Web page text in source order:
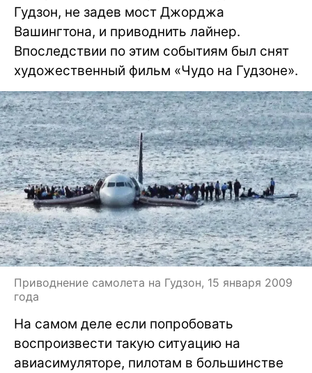
Гудзон, не задев мост Джорджа
Вашингтона, и приводнить лайнер.
Впоследствии по этим событиям был снят
художественный фильм «Чудо на Гудзоне».
Приводнение самолета на Гудзон, 15 января 2009
года
На самом деле если попробовать
воспроизвести такую ситуацию на
авиасимуляторе, пилотам в большинстве